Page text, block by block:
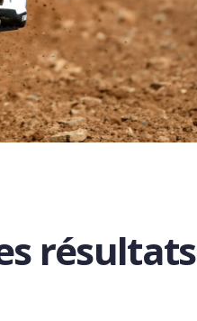
résultats